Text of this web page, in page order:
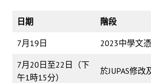
日期 階段
7月19日 2023中學文
7月20日至22日（下
午1時15分）
於JUPAS修